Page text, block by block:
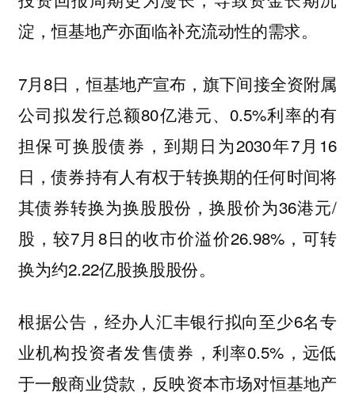
淀，恒基地产亦面临补充流动性的需求。
7月8日，恒基地产宣布，旗下间接全资附属
公司拟发行总额80亿港元、0.5%利率的有
担保可换股债券，到期日为2030年7月16
日，债券持有人有权于转换期的任何时间将
其债券转换为换股股份，换股价为36港元/
股，较7月8日的收市价溢价26.98%，可转
换为约2.22亿股换股股份。
根据公告，经办人汇丰银行拟向至少6名专
业机构投资者发售债券，利率0.5%，远低
于一般商业贷款，反映资本市场对恒基地产